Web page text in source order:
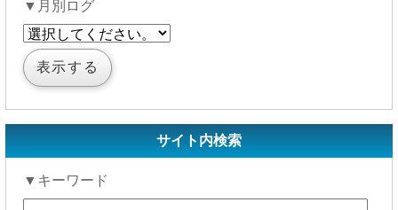
▼月別ログ
サイト内検索
▼キーワード